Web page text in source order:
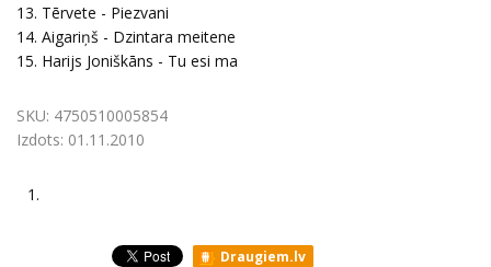
13. Tērvete - Piezvani
14. Aigariņš - Dzintara meitene
15. Harijs Joniškāns - Tu esi ma
SKU: 4750510005854
Izdots: 01.11.2010
1.
Draugiem.lv